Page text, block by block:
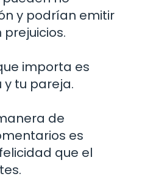
y podrían emitir
importa es
tu pareja.
de
es
que el